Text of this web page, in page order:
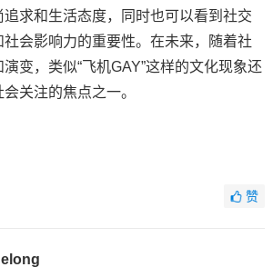
求和生活态度，同时也可以看到社交
会影响力的重要性。在未来，随着社
变，类似“飞机GAY”这样的文化现象还
关注的焦点之一。
赞